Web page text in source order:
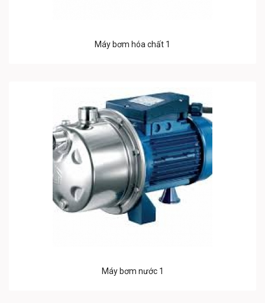
Máy bơm hóa chất 1
Máy bơm nước 1